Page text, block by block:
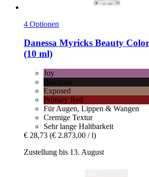
4 Optionen
Danessa Myricks Beauty
(10 ml)
Joy
Blackout
Exposed
Primary Red
Für Augen, Lippen & Wangen
Cremige Textur
Sehr lange Haltbarkeit
€ 28,73 (€ 2.873,00 / l)
Zustellung bis 13. August